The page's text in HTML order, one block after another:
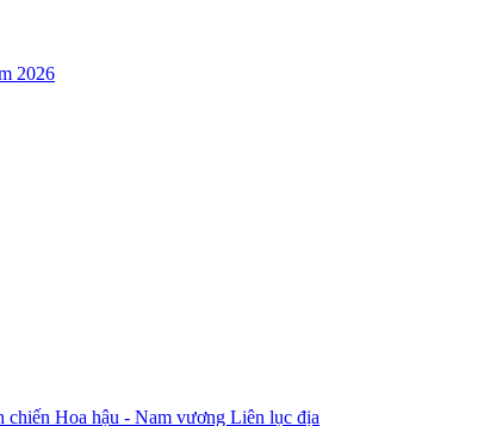
2026
Hoa hậu - Nam vương Liên lục địa